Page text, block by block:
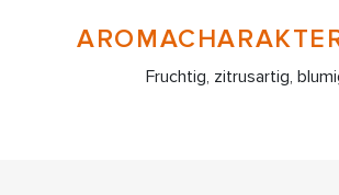
Fruchtig, zitrusartig,